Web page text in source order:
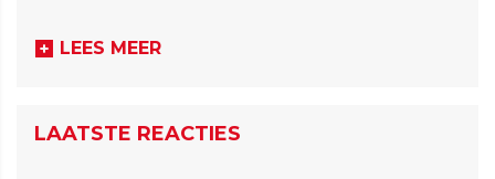
LEES MEER
LAATSTE REACTIES